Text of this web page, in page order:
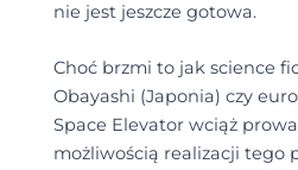
nie jest jeszcze gotowa.
Choć brzmi to jak science
Obayashi (Japonia) czy
Space Elevator wciąż
możliwością realizacji tego